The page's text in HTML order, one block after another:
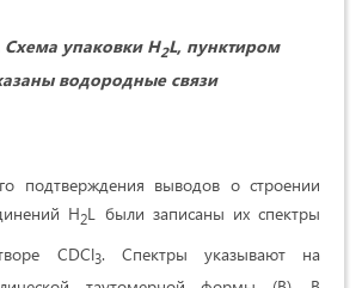
упаковки H2L, пунктиром
водородные связи
подтверждения выводов о строении
H2L были записаны их спектры
CDCl3. Спектры указывают на